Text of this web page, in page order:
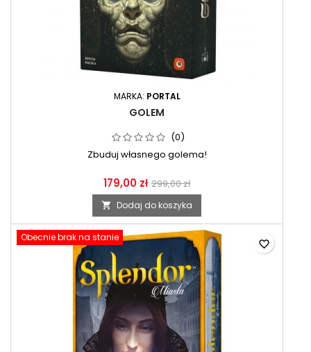
MARKA: PORTAL
GOLEM
(0)
Zbuduj własnego golema!
179,00 zł 299,00 zł
 Dodaj do koszyka
Obecnie brak na stanie
favorite_border